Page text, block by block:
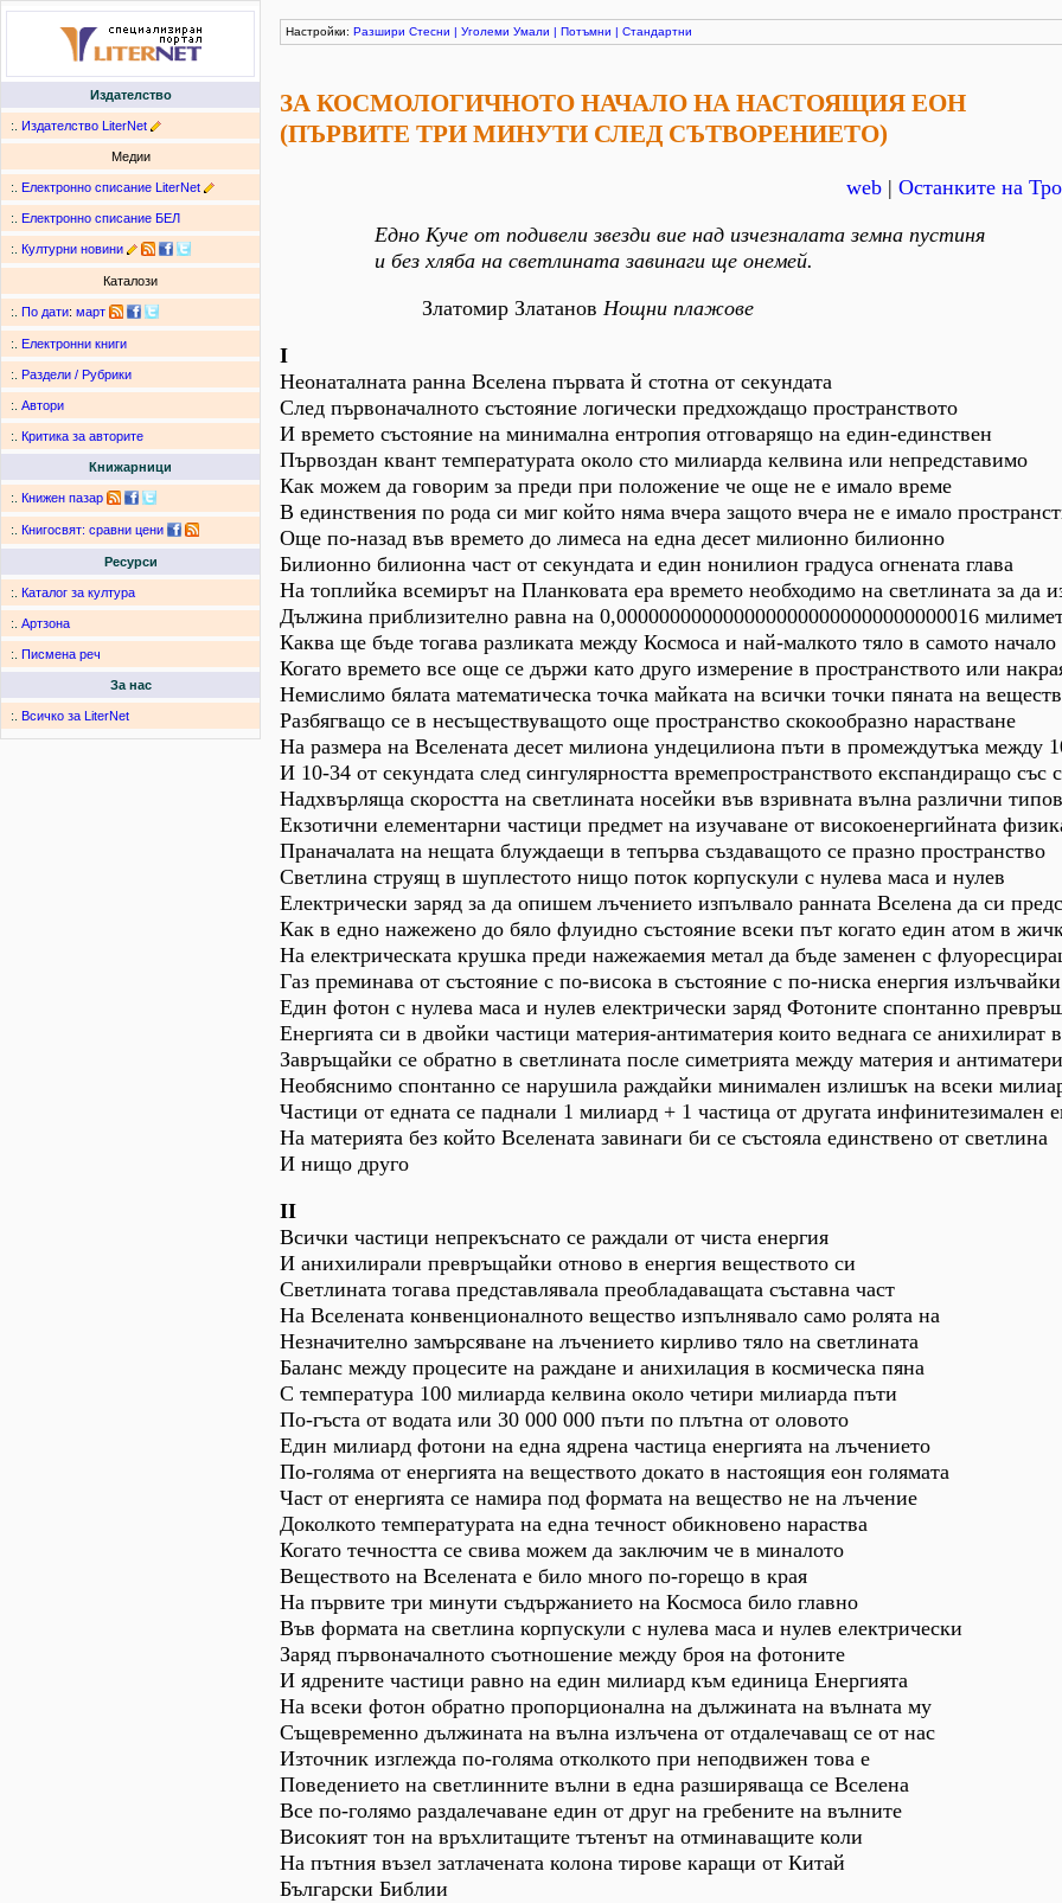
Издателство
:. Издателство LiterNet
Медии
:. Електронно списание LiterNet
:. Електронно списание БЕЛ
:. Културни новини
Каталози
:. По дати: март
:. Електронни книги
:. Раздели / Рубрики
:. Автори
:. Критика за авторите
Книжарници
:. Книжен пазар
:. Книгосвят: сравни цени
Ресурси
:. Каталог за култура
:. Артзона
:. Писмена реч
За нас
:. Всичко за LiterNet
Настройки: Разшири Стесни | Уголеми Умали | Потъмни | Стандартни
ЗА КОСМОЛОГИЧНОТО НАЧАЛО НА НАСТОЯЩИЯ ЕОН
(ПЪРВИТЕ ТРИ МИНУТИ СЛЕД СЪТВОРЕНИЕТО)
web | Останките на
Едно Куче от подивели звезди вие над изчезналата земна пустиня
и без хляба на светлината завинаги ще онемей.
Златомир Златанов Нощни плажове
І
Неонаталната ранна Вселена първата й стотна от секундата
След първоначалното състояние логически предхождащо пространството
И времето състояние на минимална ентропия отговарящо на един-единствен
Първоздан квант температурата около сто милиарда келвина или непредставимо
Как можем да говорим за преди при положение че още не е имало време
В единствения по рода си миг който няма вчера защото вчера не е имало
Още по-назад във времето до лимеса на една десет милионно билионно
Билионно билионна част от секундата и един нонилион градуса огнената глава
На топлийка всемирът на Планковата ера времето необходимо на светлината за да
Дължина приблизително равна на 0,0000000000000000000000000000000016
Каква ще бъде тогава разликата между Космоса и най-малкото тяло в самото начало
Когато времето все още се държи като друго измерение в пространството или
Немислимо бялата математическа точка майката на всички точки пяната на
Разбягващо се в несъществуващото още пространство скокообразно нарастване
На размера на Вселената десет милиона ундецилиона пъти в промеждутъка между
И 10-34 от секундата след сингулярността времепространството експандиращо със
Надхвърляща скоростта на светлината носейки във взривната вълна различни
Екзотични елементарни частици предмет на изучаване от високоенергийната
Праначалата на нещата блуждаещи в тепърва създаващото се празно пространство
Светлина струящ в шуплестото нищо поток корпускули с нулева маса и нулев
Електрически заряд за да опишем лъчението изпълвало ранната Вселена да си
Как в едно нажежено до бяло флуидно състояние всеки път когато един атом в
На електрическата крушка преди нажежаемия метал да бъде заменен с
Газ преминава от състояние с по-висока в състояние с по-ниска енергия излъчвайки
Един фотон с нулева маса и нулев електрически заряд Фотоните спонтанно
Енергията си в двойки частици материя-антиматерия които веднага се анихилират
Завръщайки се обратно в светлината после симетрията между материя и
Необяснимо спонтанно се нарушила раждайки минимален излишък на всеки
Частици от едната се паднали 1 милиард + 1 частица от другата инфинитезимален
На материята без който Вселената завинаги би се състояла единствено от светлина
И нищо друго
ІІ
Всички частици непрекъснато се раждали от чиста енергия
И анихилирали превръщайки отново в енергия веществото си
Светлината тогава представлявала преобладаващата съставна част
На Вселената конвенционалното вещество изпълнявало само ролята на
Незначително замърсяване на лъчението кирливо тяло на светлината
Баланс между процесите на раждане и анихилация в космическа пяна
С температура 100 милиарда келвина около четири милиарда пъти
По-гъста от водата или 30 000 000 пъти по плътна от оловото
Един милиард фотони на една ядрена частица енергията на лъчението
По-голяма от енергията на веществото докато в настоящия еон голямата
Част от енергията се намира под формата на вещество не на лъчение
Доколкото температурата на една течност обикновено нараства
Когато течността се свива можем да заключим че в миналото
Веществото на Вселената е било много по-горещо в края
На първите три минути съдържанието на Космоса било главно
Във формата на светлина корпускули с нулева маса и нулев електрически
Заряд първоначалното съотношение между броя на фотоните
И ядрените частици равно на един милиард към единица Енергията
На всеки фотон обратно пропорционална на дължината на вълната му
Същевременно дължината на вълна излъчена от отдалечаващ се от нас
Източник изглежда по-голяма отколкото при неподвижен това е
Поведението на светлинните вълни в една разширяваща се Вселена
Все по-голямо раздалечаване един от друг на гребените на вълните
Високият тон на връхлитащите тътенът на отминаващите коли
На пътния възел затлачената колона тирове каращи от Китай
Български Библии